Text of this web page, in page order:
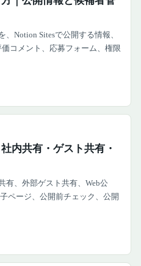
Notion Sitesで公開する情報、
コメント、応募フォーム、権限
内共有・ゲスト共有・
有、外部ゲスト共有、Web公
ページ、公開前チェック、公開